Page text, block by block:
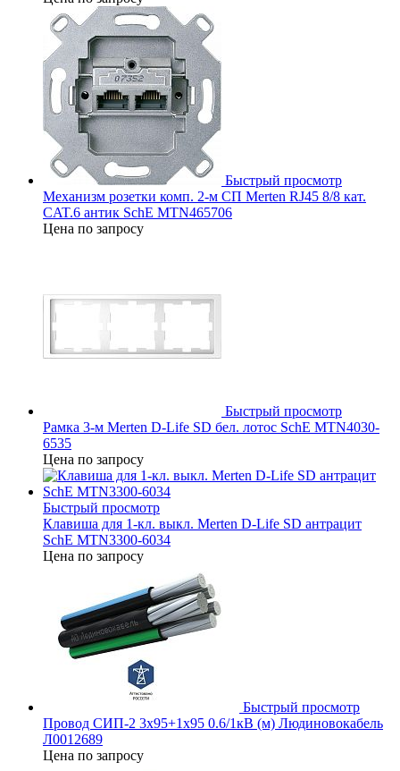
Быстрый просмотр
Механизм розетки комп. 2-м СП Merten RJ45 8/8 кат.
CAT.6 антик SchE MTN465706
Цена по запросу
Быстрый просмотр
Рамка 3-м Merten D-Life SD бел. лотос SchE MTN4030-
6535
Цена по запросу
Быстрый просмотр
Клавиша для 1-кл. выкл. Merten D-Life SD антрацит
SchE MTN3300-6034
Цена по запросу
Быстрый просмотр
Провод СИП-2 3х95+1х95 0.6/1кВ (м) Людиновокабель
Л0012689
Цена по запросу